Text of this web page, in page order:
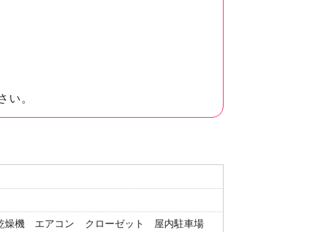
。
燥機 エアコン クローゼット 屋内駐車場